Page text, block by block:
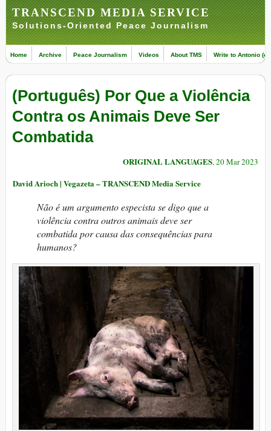
TRANSCEND MEDIA SERVICE
Solutions-Oriented Peace Journalism
Home Archive Peace Journalism Videos About TMS Write to Antonio
(Português) Por Que a Violência
Contra os Animais Deve Ser
Combatida
ORIGINAL LANGUAGES, 20 Mar 2023
David Arioch | Vegazeta – TRANSCEND Media Service
Não é um argumento especista se digo que a
violência contra outros animais deve ser
combatida por causa das consequências para
humanos?